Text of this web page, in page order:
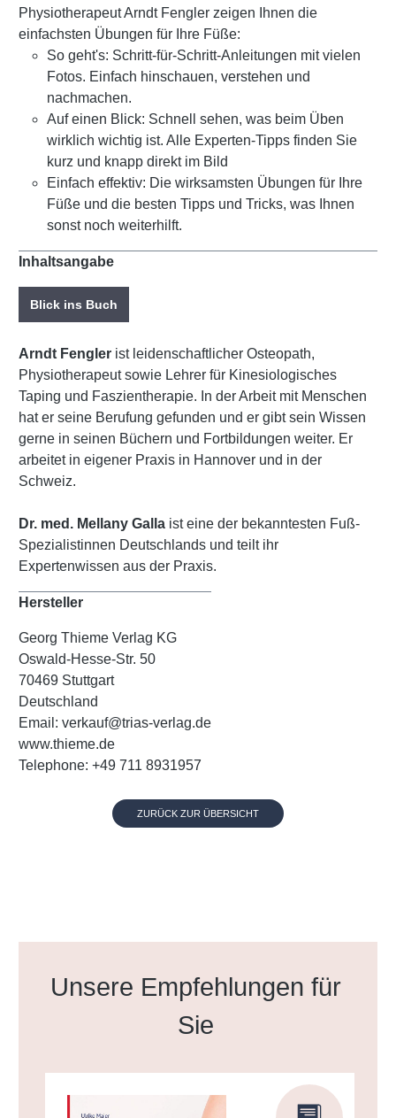
Physiotherapeut Arndt Fengler zeigen Ihnen die
einfachsten Übungen für Ihre Füße:
So geht's: Schritt-für-Schritt-Anleitungen mit vielen
Fotos. Einfach hinschauen, verstehen und
nachmachen.
Auf einen Blick: Schnell sehen, was beim Üben
wirklich wichtig ist. Alle Experten-Tipps finden Sie
kurz und knapp direkt im Bild
Einfach effektiv: Die wirksamsten Übungen für Ihre
Füße und die besten Tipps und Tricks, was Ihnen
sonst noch weiterhilft.
Inhaltsangabe
Blick ins Buch
Arndt Fengler ist leidenschaftlicher Osteopath,
Physiotherapeut sowie Lehrer für Kinesiologisches
Taping und Faszientherapie. In der Arbeit mit Menschen
hat er seine Berufung gefunden und er gibt sein Wissen
gerne in seinen Büchern und Fortbildungen weiter. Er
arbeitet in eigener Praxis in Hannover und in der
Schweiz.
Dr. med. Mellany Galla ist eine der bekanntesten Fuß-
Spezialistinnen Deutschlands und teilt ihr
Expertenwissen aus der Praxis.
Hersteller
Georg Thieme Verlag KG
Oswald-Hesse-Str. 50
70469 Stuttgart
Deutschland
Email: verkauf@trias-verlag.de
www.thieme.de
Telephone: +49 711 8931957
ZURÜCK ZUR ÜBERSICHT
Produktgalerie überspringen
Unsere Empfehlungen für
Sie